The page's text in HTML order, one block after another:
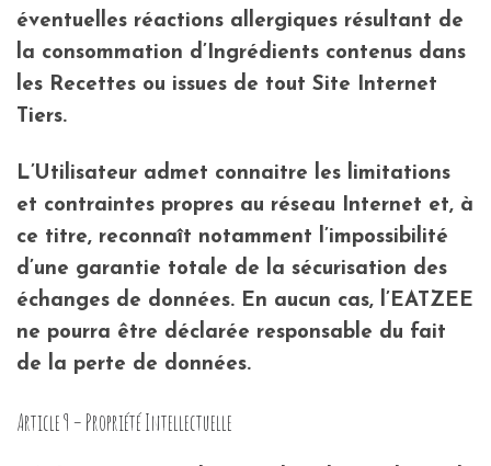
éventuelles réactions allergiques résultant de
la consommation d’Ingrédients contenus dans
les Recettes ou issues de tout Site Internet
Tiers.
L’Utilisateur admet connaitre les limitations
et contraintes propres au réseau Internet et, à
ce titre, reconnaît notamment l’impossibilité
d’une garantie totale de la sécurisation des
échanges de données. En aucun cas, l’EATZEE
ne pourra être déclarée responsable du fait
de la perte de données.
Article 9 – Propriété Intellectuelle